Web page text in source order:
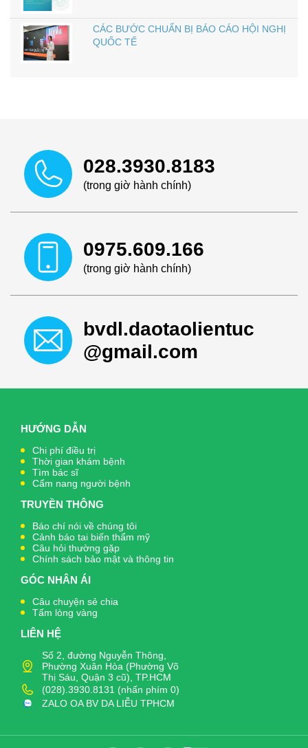
CÁC BƯỚC CHUẨN BỊ BÁO CÁO HỘI NGHỊ
QUỐC TẾ
028.3930.8183
(trong giờ hành chính)
0975.609.166
(trong giờ hành chính)
bvdl.daotaolientuc
@gmail.com
HƯỚNG DẪN
Chi phí điều trị
Thời gian khám bệnh
Tìm bác sĩ
Cẩm nang người bệnh
TRUYỀN THÔNG
Báo chí nói về chúng tôi
Cảnh báo tai biến thẩm mỹ
Câu hỏi thường gặp
Chính sách bảo mật và thông tin
GÓC NHÂN ÁI
Câu chuyện sẻ chia
Tấm lòng vàng
LIÊN HỆ
Số 2, đường Nguyễn Thông,
Phường Xuân Hòa (Phường Võ
Thị Sáu, Quận 3 cũ), TP.HCM
(028).3930.8131 (nhấn phím 0)
ZALO OA BV DA LIỄU TPHCM